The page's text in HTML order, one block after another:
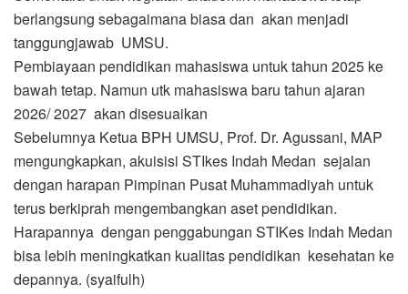
berlangsung sebagaimana biasa dan akan menjadi
tanggungjawab UMSU.
Pembiayaan pendidikan mahasiswa untuk tahun 2025 ke
bawah tetap. Namun utk mahasiswa baru tahun ajaran
2026/ 2027 akan disesuaikan
Sebelumnya Ketua BPH UMSU, Prof. Dr. Agussani, MAP
mengungkapkan, akuisisi STIkes Indah Medan sejalan
dengan harapan Pimpinan Pusat Muhammadiyah untuk
terus berkiprah mengembangkan aset pendidikan.
Harapannya dengan penggabungan STIKes Indah Medan
bisa lebih meningkatkan kualitas pendidikan kesehatan ke
depannya. (syaifulh)